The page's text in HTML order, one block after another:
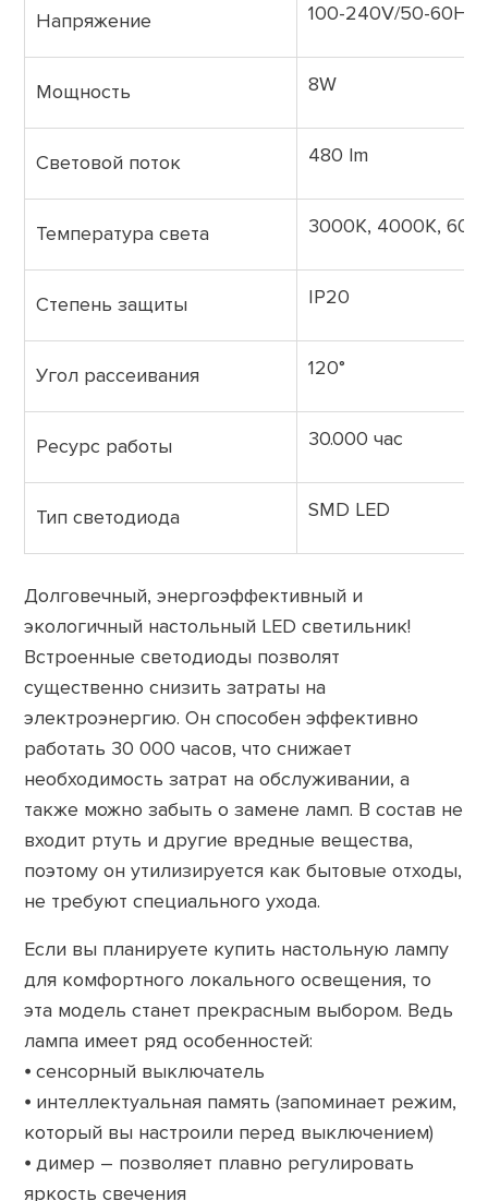
Напряжение 100-240V/50-60Hz
Мощность 8W
Световой поток 480 lm
Температура света 3000K, 4000K,
Степень защиты IP20
Угол рассеивания 120°
Ресурс работы 30.000 час
Тип светодиода SMD LED
Долговечный, энергоэффективный и
экологичный настольный LED светильник!
Встроенные светодиоды позволят
существенно снизить затраты на
электроэнергию. Он способен эффективно
работать 30 000 часов, что снижает
необходимость затрат на обслуживании, а
также можно забыть о замене ламп. В состав не
входит ртуть и другие вредные вещества,
поэтому он утилизируется как бытовые отходы,
не требуют специального ухода.
Если вы планируете купить настольную лампу
для комфортного локального освещения, то
эта модель станет прекрасным выбором. Ведь
лампа имеет ряд особенностей:
⦁ сенсорный выключатель
⦁ интеллектуальная память (запоминает режим,
который вы настроили перед выключением)
⦁ димер – позволяет плавно регулировать
яркость свечения